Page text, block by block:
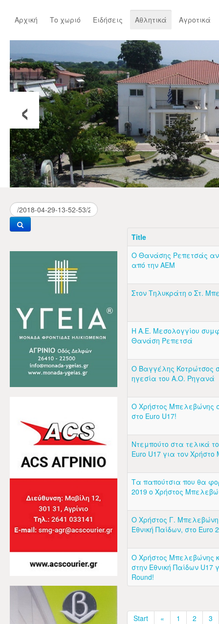
Αρχική Το χωριό Ειδήσεις Αθλητικά Αγροτικά
‹
Title
Ο Θανάσης Ρεπετσάς
από την ΑΕΜ
Στον Τηλυκράτη ο Στ.
Η Α.Ε. Μεσολογγίου
Θανάση Ρεπετσά
Ο Βαγγέλης Κοτρώτσος
ηγεσία του Α.Ο. Ρηγανά
Ο Χρήστος Μπελεβώνης
στο Euro U17!
Ντεμπούτο στα τελικά
Euro U17 για τον
Τα παπούτσια που θα
2019 o Χρήστος
Ο Χρήστος Γ.
Εθνική Παίδων, στο Euro
Ο Χρήστος Μπελεβώνης
στην Εθνική Παίδων U17
Round!
Start « 1 2
3